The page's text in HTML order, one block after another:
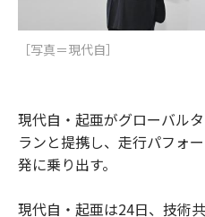
［写真＝現代自］
現代自・起亜がグローバル
ランと提携し、走行パフォ
発に乗り出す。
現代自・起亜は24日、技術